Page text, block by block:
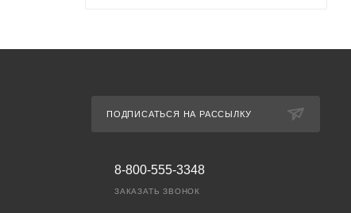
ПОДПИСАТЬСЯ НА РАССЫЛКУ
8-800-555-3348
ЗАКАЗАТЬ ЗВОНОК